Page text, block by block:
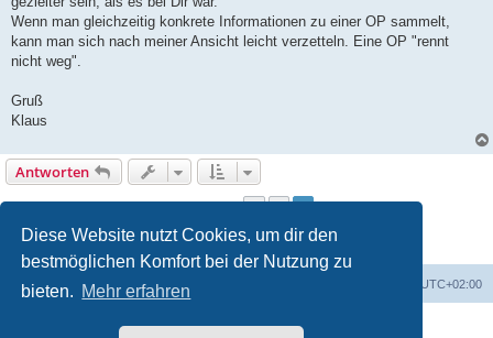
Diese Website nutzt Cookies, um dir den
bestmöglichen Komfort bei der Nutzung zu
bieten. Mehr erfahren
Wenn man gleichzeitig konkrete Informationen zu einer OP sammelt,
kann man sich nach meiner Ansicht leicht verzetteln. Eine OP "rennt
nicht weg".
Gruß
Klaus
Antworten
Foren-Übersicht UTC+02:00